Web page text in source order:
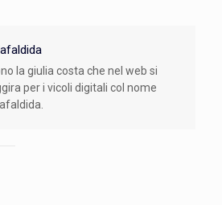
la giulia costa che nel web si
per i vicoli digitali col nome